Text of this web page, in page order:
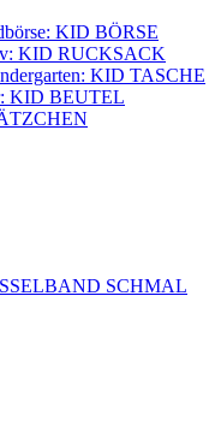
KID BÖRSE
KID RUCKSACK
KID TASCHE
KID BEUTEL
SCHMAL